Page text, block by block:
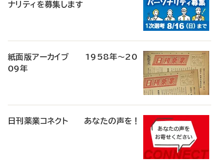
ナリティを募集します
紙面版アーカイブ 1958年～20
09年
日刊薬業コネクト あなたの声を！